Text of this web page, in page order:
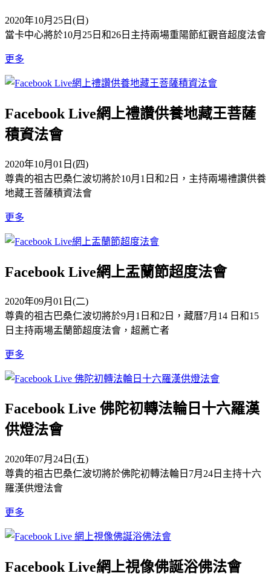
2020年10月25日(日)
當卡中心將於10月25日和26日主持兩場重陽節紅觀音超度法會
更多
Facebook Live網上禮讚供養地藏王菩薩
積資法會
2020年10月01日(四)
尊貴的祖古巴桑仁波切將於10月1日和2日，主持兩場禮讚供養
地藏王菩薩積資法會
更多
Facebook Live網上盂蘭節超度法會
2020年09月01日(二)
尊貴的祖古巴桑仁波切將於9月1日和2日，藏曆7月14 日和15
日主持兩場盂蘭節超度法會，超薦亡者
更多
Facebook Live 佛陀初轉法輪日十六羅漢
供燈法會
2020年07月24日(五)
尊貴的祖古巴桑仁波切將於佛陀初轉法輪日7月24日主持十六
羅漢供燈法會
更多
Facebook Live網上視像佛誕浴佛法會